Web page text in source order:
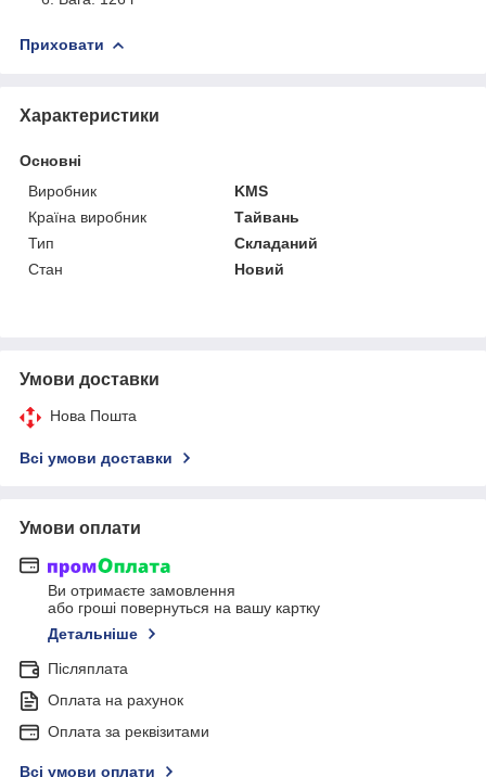
Приховати
Характеристики
Основні
Виробник
KMS
Країна виробник
Тайвань
Тип
Складаний
Стан
Новий
Умови доставки
Нова Пошта
Всі умови доставки
Умови оплати
Ви отримаєте замовлення
або гроші повернуться на вашу картку
Детальніше
Післяплата
Оплата на рахунок
Оплата за реквізитами
Всі умови оплати